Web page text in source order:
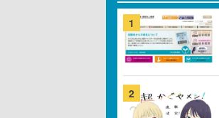
1
2